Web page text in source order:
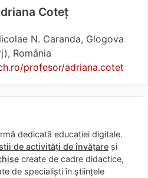
Coteț
N. Caranda, Glogova
România
profesor/adriana.cotet
dedicată educației digitale.
de activități de învățare și
create de cadre didactice,
de specialiști în științele